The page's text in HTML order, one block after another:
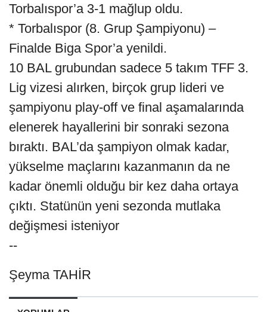
Torbalıspor’a 3-1 mağlup oldu.
* Torbalıspor (8. Grup Şampiyonu) –
Finalde Biga Spor’a yenildi.
10 BAL grubundan sadece 5 takım TFF 3.
Lig vizesi alırken, birçok grup lideri ve
şampiyonu play-off ve final aşamalarında
elenerek hayallerini bir sonraki sezona
bıraktı. BAL’da şampiyon olmak kadar,
yükselme maçlarını kazanmanın da ne
kadar önemli olduğu bir kez daha ortaya
çıktı. Statünün yeni sezonda mutlaka
değişmesi isteniyor
--
Şeyma TAHİR